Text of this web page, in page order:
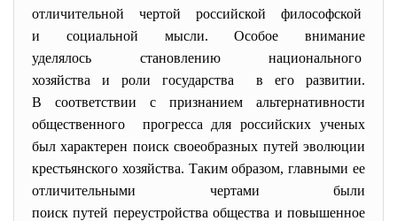
отличительной чертой российской философской
и социальной мысли. Особое внимание
уделялось становлению национального
хозяйства и роли государства в его развитии.
В соответствии с признанием альтернативности
общественного прогресса для российских ученых
был характерен поиск своеобразных путей эволюции
крестьянского хозяйства. Таким образом, главными ее
отличительными чертами были
поиск путей переустройства общества и повышенное